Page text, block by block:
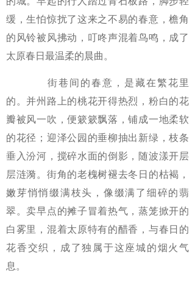
缓，生怕惊扰了这来之不易的春意，檐角
的风铃被风拂动，叮咚声混着鸟鸣，成了
太原春日最温柔的晨曲。
街巷间的春意，是藏在繁花里
的。并州路上的桃花开得热烈，粉白的花
瓣被风一吹，便簌簌飘落，铺成一地柔软
的花径；迎泽公园的垂柳抽出新绿，枝条
垂入汾河，搅碎水面的倒影，随波漾开层
层涟漪。街角的老槐树褪去冬日的枯褐，
嫩芽悄悄缀满枝头，像缀满了细碎的翡
翠。卖早点的摊子冒着热气，蒸笼掀开的
白雾里，混着太原特有的醋香，与春日的
花香交织，成了独属于这座城的烟火气
息。